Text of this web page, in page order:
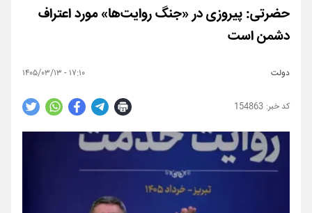
حضرتی: پیروزی در «جنگ روایت‌ها» مورد اعتراف
دشمن است
دولت ۱۷:۱۰ - ۱۴۰۵/۰۳/۱۳
154863